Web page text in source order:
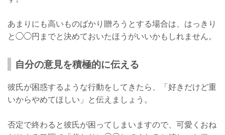
あまりにも高いものばかり贈ろうとする場合は、はっきり
と◯◯円までと決めておいたほうがいいかもしれません。
自分の意見を積極的に伝える
彼氏が困惑するような行動をしてきたら、「好きだけど重
いからやめてほしい」と伝えましょう。
否定で終わると彼氏が困ってしまいますので、可愛くおね